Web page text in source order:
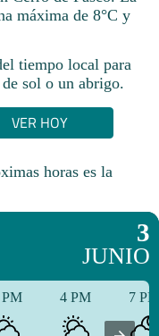
máxima de 8°C y
tiempo local para
sol o un abrigo.
VER HOY
horas es la
3
JUNIO
PM 4 PM 7